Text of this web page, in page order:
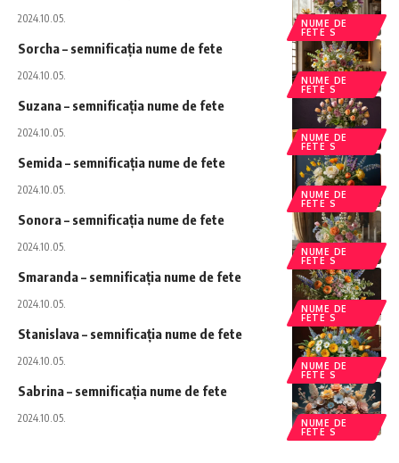
NUME DE
FETE S
2024.10.05.
NUME DE
FETE S
Sorcha – semnificația nume de fete
2024.10.05.
NUME DE
FETE S
Suzana – semnificația nume de fete
2024.10.05.
NUME DE
FETE S
Semida – semnificația nume de fete
2024.10.05.
NUME DE
FETE S
Sonora – semnificația nume de fete
2024.10.05.
NUME DE
FETE S
Smaranda – semnificația nume de fete
2024.10.05.
NUME DE
FETE S
Stanislava – semnificația nume de fete
2024.10.05.
NUME DE
FETE S
Sabrina – semnificația nume de fete
2024.10.05.